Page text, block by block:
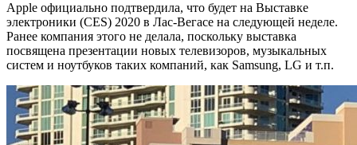
Apple официально подтвердила, что будет на Выставке
электроники (CES) 2020 в Лас-Вегасе на следующей неделе.
Ранее компания этого не делала, поскольку выставка
посвящена презентации новых телевизоров, музыкальных
систем и ноутбуков таких компаний, как Samsung, LG и т.п.